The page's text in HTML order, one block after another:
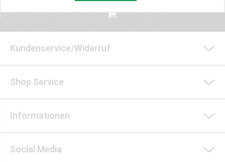
Kundenservice/Widerruf
Shop Service
Informationen
Social Media